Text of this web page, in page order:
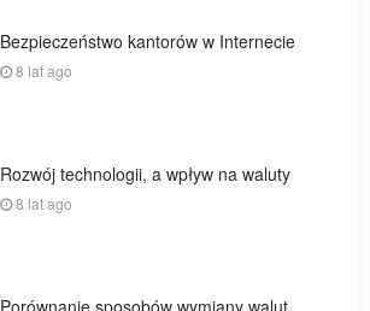
Bezpieczeństwo kantorów w Internecie
8 lat ago
Rozwój technologii, a wpływ na waluty
8 lat ago